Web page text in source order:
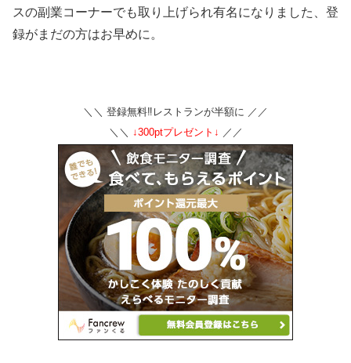
スの副業コーナーでも取り上げられ有名になりました、登
録がまだの方はお早めに。
＼＼ 登録無料‼レストランが半額に ／／
＼＼ ↓300ptプレゼント↓ ／／